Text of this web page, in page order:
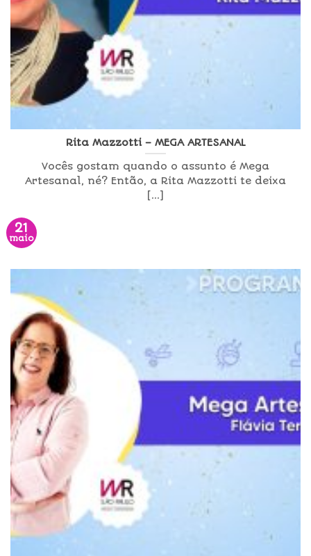
Rita Mazzotti – MEGA ARTESANAL
Vocês gostam quando o assunto é Mega
Artesanal, né? Então, a Rita Mazzotti te deixa
[...]
21
maio